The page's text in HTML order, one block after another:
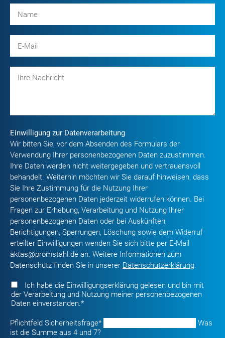
Einwilligung zur Datenverarbeitung
Wir bitten Sie, vor dem Absenden des Formulars der
Verwendung Ihrer personenbezogenen Daten zuzustimmen.
Ihre Daten werden nicht weitergegeben und vertrauensvoll
behandelt. Weiterhin möchten wir Sie darauf hinweisen, dass
Sie Ihre Zustimmung für die Nutzung Ihrer
personenbezogenen Daten jederzeit widerrufen können. Bei
Fragen zur Erhebung, Verarbeitung und Nutzung Ihrer
personenbezogenen Daten oder bei Auskünften,
Berichtigungen, Sperrungen, Löschung sowie dem Widerruf
erteilter Einwilligungen wenden Sie sich bitte per E-Mail
aktas@promstahl.de an. Weitere Informationen zum
Datenschutz finden Sie in unserer Datenschutzerklärung.
Ich habe die Einwilligungserklärung gelesen und bin mit
der Verarbeitung und Nutzung meiner personenbezogenen
Daten einverstanden.*
Pflichtfeld Sicherheitsfrage*
Was
ist die Summe aus 4 und 7?